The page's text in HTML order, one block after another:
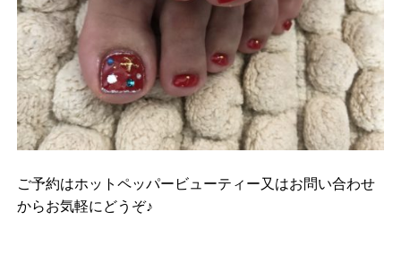
ご予約はホットペッパービューティー又はお問い合わせ
からお気軽にどうぞ♪